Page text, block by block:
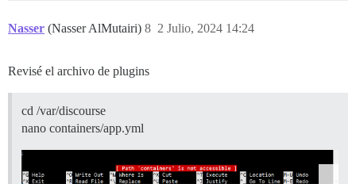
Nasser (Nasser AlMutairi) 2 Julio, 2024 14:24
8
Revisé el archivo de plugins
cd /var/discourse
nano containers/app.yml